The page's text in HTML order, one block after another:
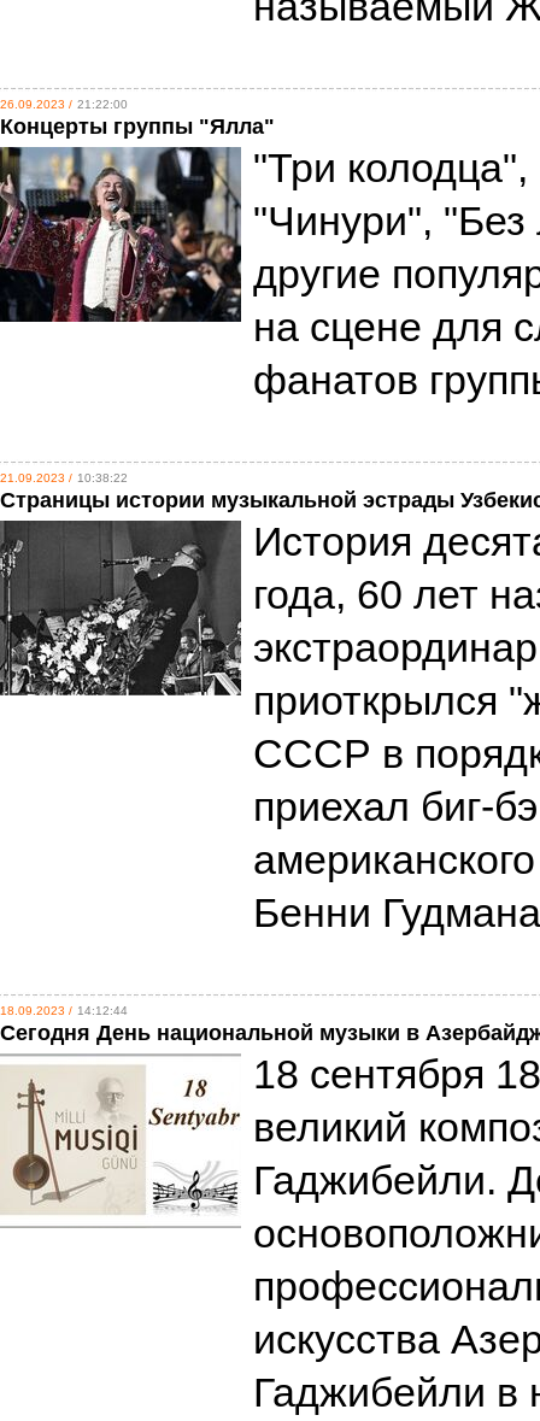
26.09.2023 / 21:22:00
Концерты группы "Ялла"
"Три
"Чинури",
другие
на сцене для
фанатов
21.09.2023 / 10:38:22
Страницы истории музыкальной эстрады
История
года, 60 лет
приоткрылся
СССР в
приехал биг-
Бенни
18.09.2023 / 14:12:44
Сегодня День национальной музыки в
18 сентября
великий
Гаджибейли.
искусства
Гаджибейли в